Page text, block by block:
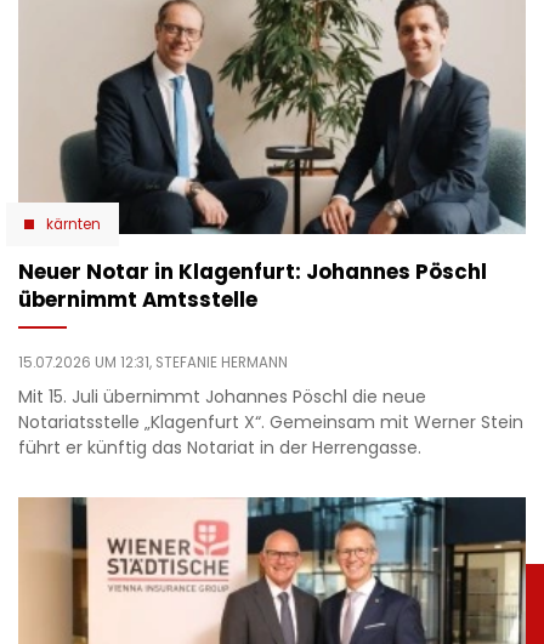
kärnten
Neuer Notar in Klagenfurt: Johannes Pöschl
übernimmt Amtsstelle
15.07.2026 UM 12:31, STEFANIE HERMANN
Mit 15. Juli übernimmt Johannes Pöschl die neue
Notariatsstelle „Klagenfurt X“. Gemeinsam mit Werner Stein
führt er künftig das Notariat in der Herrengasse.